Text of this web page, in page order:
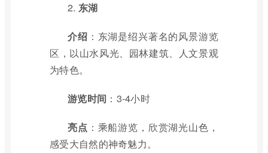
2. 东湖
介绍 ：东湖是绍兴著名的风景游览
区，以山水风光、园林建筑、人文景观
为特色。
游览时间 ：3-4小时
亮点 ：乘船游览，欣赏湖光山色，
感受大自然的神奇魅力。